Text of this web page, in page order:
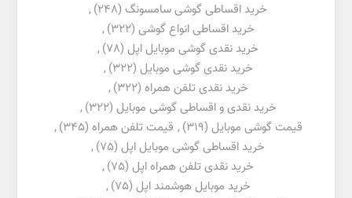
خرید اقساطی گوشی سامسونگ (248)
,
خرید اقساطی انواع گوشی (322)
,
خرید نقدی گوشی موبایل اپل (78)
,
خرید نقدی گوشی موبایل (322)
,
خرید نقدی تلفن همراه (322)
,
خرید نقدی و اقساطی گوشی موبایل (322)
,
قیمت گوشی موبایل (319)
, قیمت تلفن همراه (345)
,
خرید اقساطی گوشی موبایل اپل (75)
,
خرید نقدی تلفن همراه اپل (75)
,
خرید موبایل هوشمند اپل (75)
,